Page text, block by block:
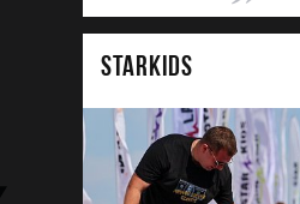
STARKIDS